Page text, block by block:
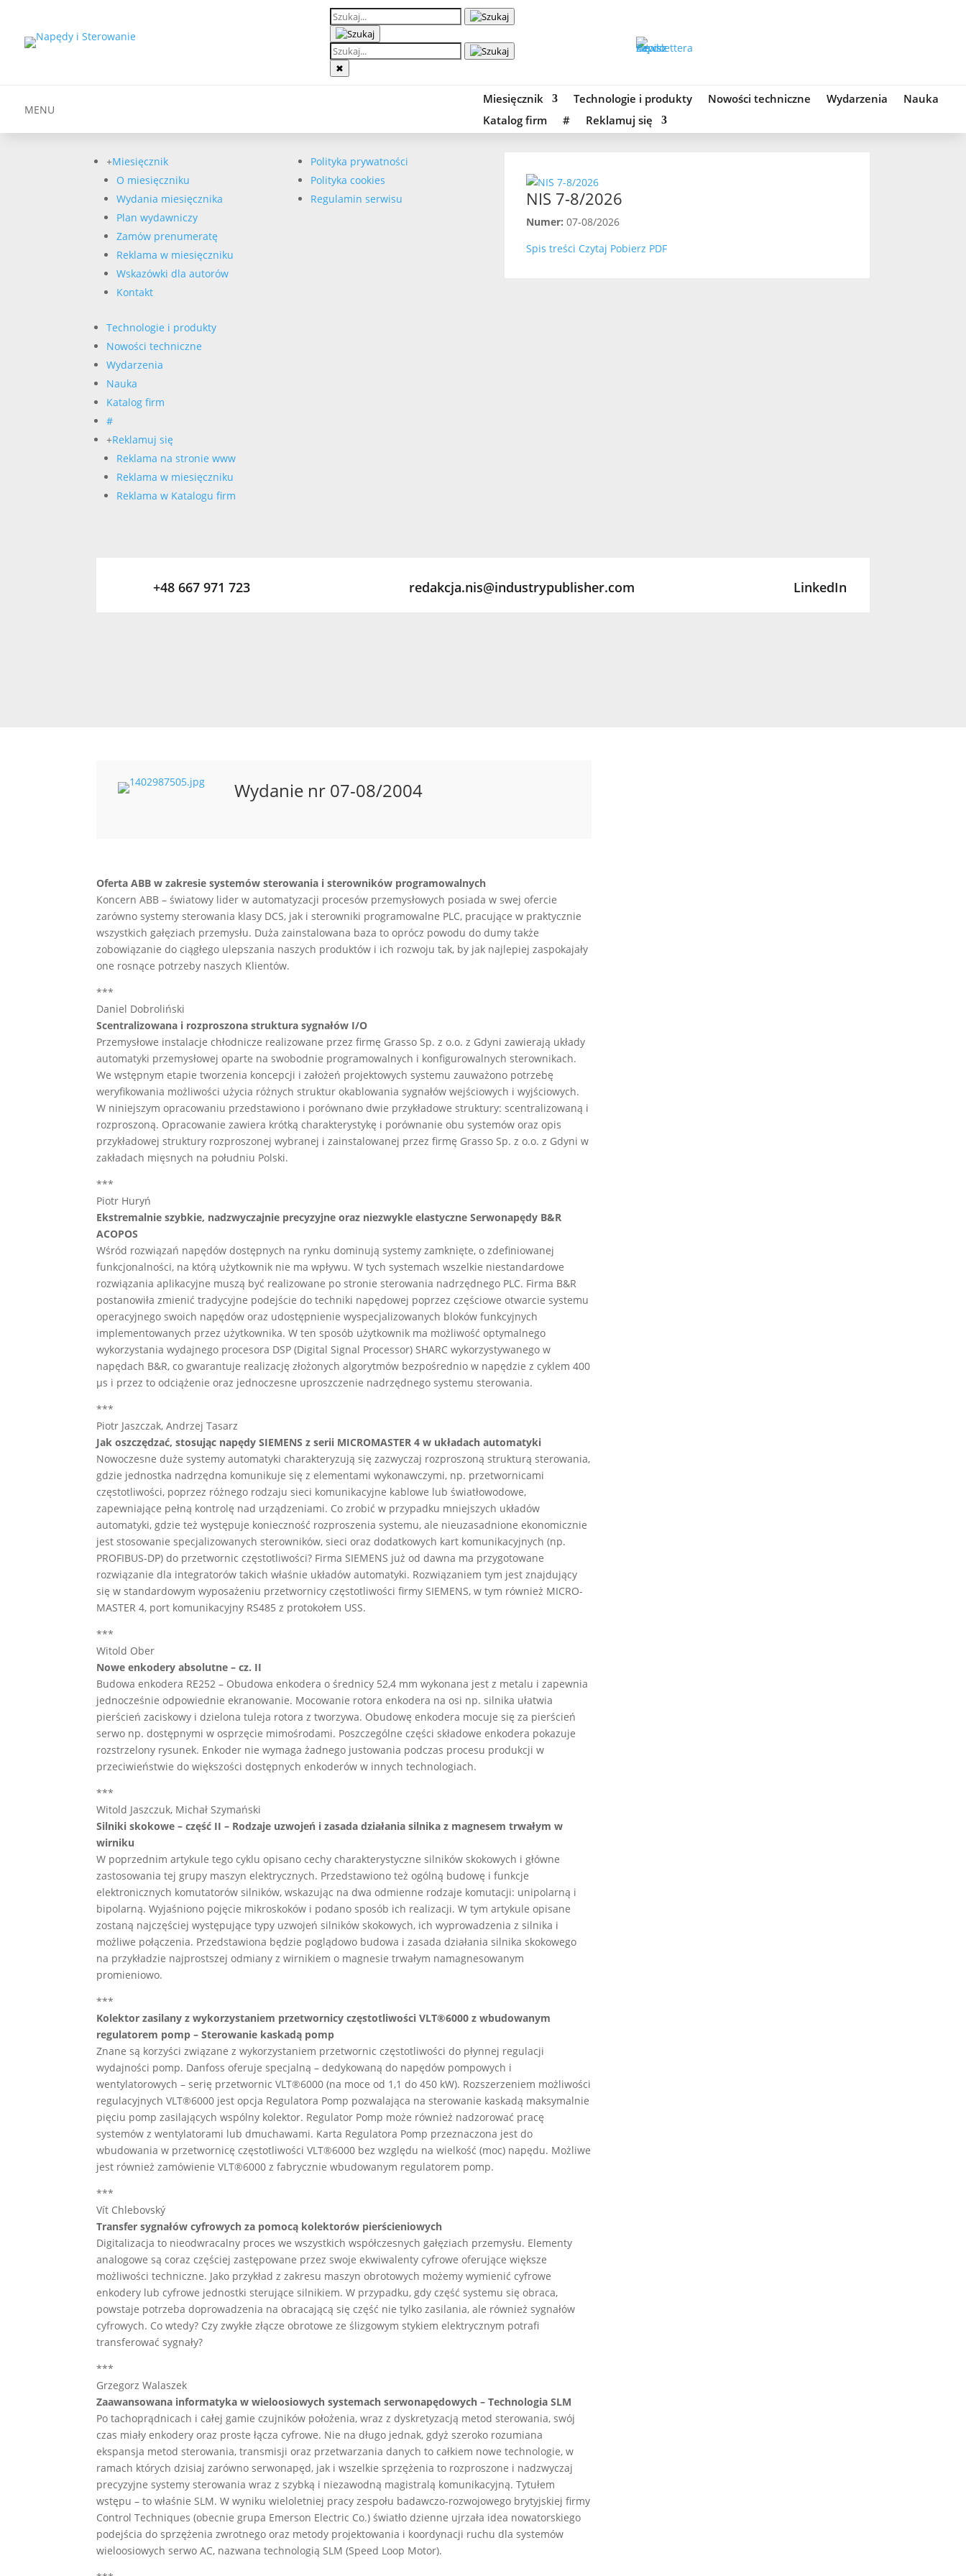
✖
MENU
Miesięcznik Technologie i produkty Nowości techniczne Wydarzenia
Nauka
Katalog firm
# Reklamuj się
+Miesięcznik
O miesięczniku
Wydania miesięcznika
Plan wydawniczy
Zamów prenumeratę
Reklama w miesięczniku
Wskazówki dla autorów
Kontakt
Technologie i produkty
Nowości techniczne
Wydarzenia
Nauka
Katalog firm
#
+Reklamuj się
Reklama na stronie www
Reklama w miesięczniku
Reklama w Katalogu firm
Polityka prywatności
Polityka cookies
Regulamin serwisu
NIS 7-8/2026
Numer: 07-08/2026
Spis treści Czytaj Pobierz PDF
+48 667 971 723 redakcja.nis@industrypublisher.com LinkedIn
Wydanie nr 07-08/2004
Oferta ABB w zakresie systemów sterowania i sterowników programowalnych
Koncern ABB – światowy lider w automatyzacji procesów przemysłowych posiada w swej ofercie
zarówno systemy sterowania klasy DCS, jak i sterowniki programowalne PLC, pracujące w praktycznie
wszystkich gałęziach przemysłu. Duża zainstalowana baza to oprócz powodu do dumy także
zobowiązanie do ciągłego ulepszania naszych produktów i ich rozwoju tak, by jak najlepiej zaspokajały
one rosnące potrzeby naszych Klientów.
***
Daniel Dobroliński
Scentralizowana i rozproszona struktura sygnałów I/O
Przemysłowe instalacje chłodnicze realizowane przez firmę Grasso Sp. z o.o. z Gdyni zawierają układy
automatyki przemysłowej oparte na swobodnie programowalnych i konfigurowalnych sterownikach.
We wstępnym etapie tworzenia koncepcji i założeń projektowych systemu zauważono potrzebę
weryfikowania możliwości użycia różnych struktur okablowania sygnałów wejściowych i wyjściowych.
W niniejszym opracowaniu przedstawiono i porównano dwie przykładowe struktury: scentralizowaną i
rozproszoną. Opracowanie zawiera krótką charakterystykę i porównanie obu systemów oraz opis
przykładowej struktury rozproszonej wybranej i zainstalowanej przez firmę Grasso Sp. z o.o. z Gdyni w
zakładach mięsnych na południu Polski.
***
Piotr Huryń
Ekstremalnie szybkie, nadzwyczajnie precyzyjne oraz niezwykle elastyczne Serwonapędy B&R
ACOPOS
Wśród rozwiązań napędów dostępnych na rynku dominują systemy zamknięte, o zdefiniowanej
funkcjonalności, na którą użytkownik nie ma wpływu. W tych systemach wszelkie niestandardowe
rozwiązania aplikacyjne muszą być realizowane po stronie sterowania nadrzędnego PLC. Firma B&R
postanowiła zmienić tradycyjne podejście do techniki napędowej poprzez częściowe otwarcie systemu
operacyjnego swoich napędów oraz udostępnienie wyspecjalizowanych bloków funkcyjnych
implementowanych przez użytkownika. W ten sposób użytkownik ma możliwość optymalnego
wykorzystania wydajnego procesora DSP (Digital Signal Processor) SHARC wykorzystywanego w
napędach B&R, co gwarantuje realizację złożonych algorytmów bezpośrednio w napędzie z cyklem 400
µs i przez to odciążenie oraz jednoczesne uproszczenie nadrzędnego systemu sterowania.
***
Piotr Jaszczak, Andrzej Tasarz
Jak oszczędzać, stosując napędy SIEMENS z serii MICROMASTER 4 w układach automatyki
Nowoczesne duże systemy automatyki charakteryzują się zazwyczaj rozproszoną strukturą sterowania,
gdzie jednostka nadrzędna komunikuje się z elementami wykonawczymi, np. przetwornicami
częstotliwości, poprzez różnego rodzaju sieci komunikacyjne kablowe lub światłowodowe,
zapewniające pełną kontrolę nad urządzeniami. Co zrobić w przypadku mniejszych układów
automatyki, gdzie też występuje konieczność rozproszenia systemu, ale nieuzasadnione ekonomicznie
jest stosowanie specjalizowanych sterowników, sieci oraz dodatkowych kart komunikacyjnych (np.
PROFIBUS-DP) do przetwornic częstotliwości? Firma SIEMENS już od dawna ma przygotowane
rozwiązanie dla integratorów takich właśnie układów automatyki. Rozwiązaniem tym jest znajdujący
się w standardowym wyposażeniu przetwornicy częstotliwości firmy SIEMENS, w tym również MICRO-
MASTER 4, port komunikacyjny RS485 z protokołem USS.
***
Witold Ober
Nowe enkodery absolutne – cz. II
Budowa enkodera RE252 – Obudowa enkodera o średnicy 52,4 mm wykonana jest z metalu i zapewnia
jednocześnie odpowiednie ekranowanie. Mocowanie rotora enkodera na osi np. silnika ułatwia
pierścień zaciskowy i dzielona tuleja rotora z tworzywa. Obudowę enkodera mocuje się za pierścień
serwo np. dostępnymi w osprzęcie mimośrodami. Poszczególne części składowe enkodera pokazuje
rozstrzelony rysunek. Enkoder nie wymaga żadnego justowania podczas procesu produkcji w
przeciwieństwie do większości dostępnych enkoderów w innych technologiach.
***
Witold Jaszczuk, Michał Szymański
Silniki skokowe – część II – Rodzaje uzwojeń i zasada działania silnika z magnesem trwałym w
wirniku
W poprzednim artykule tego cyklu opisano cechy charakterystyczne silników skokowych i główne
zastosowania tej grupy maszyn elektrycznych. Przedstawiono też ogólną budowę i funkcje
elektronicznych komutatorów silników, wskazując na dwa odmienne rodzaje komutacji: unipolarną i
bipolarną. Wyjaśniono pojęcie mikroskoków i podano sposób ich realizacji. W tym artykule opisane
zostaną najczęściej występujące typy uzwojeń silników skokowych, ich wyprowadzenia z silnika i
możliwe połączenia. Przedstawiona będzie poglądowo budowa i zasada działania silnika skokowego
na przykładzie najprostszej odmiany z wirnikiem o magnesie trwałym namagnesowanym
promieniowo.
***
Kolektor zasilany z wykorzystaniem przetwornicy częstotliwości VLT®6000 z wbudowanym
regulatorem pomp – Sterowanie kaskadą pomp
Znane są korzyści związane z wykorzystaniem przetwornic częstotliwości do płynnej regulacji
wydajności pomp. Danfoss oferuje specjalną – dedykowaną do napędów pompowych i
wentylatorowych – serię przetwornic VLT®6000 (na moce od 1,1 do 450 kW). Rozszerzeniem możliwości
regulacyjnych VLT®6000 jest opcja Regulatora Pomp pozwalająca na sterowanie kaskadą maksymalnie
pięciu pomp zasilających wspólny kolektor. Regulator Pomp może również nadzorować pracę
systemów z wentylatorami lub dmuchawami. Karta Regulatora Pomp przeznaczona jest do
wbudowania w przetwornicę częstotliwości VLT®6000 bez względu na wielkość (moc) napędu. Możliwe
jest również zamówienie VLT®6000 z fabrycznie wbudowanym regulatorem pomp.
***
Vít Chlebovský
Transfer sygnałów cyfrowych za pomocą kolektorów pierścieniowych
Digitalizacja to nieodwracalny proces we wszystkich współczesnych gałęziach przemysłu. Elementy
analogowe są coraz częściej zastępowane przez swoje ekwiwalenty cyfrowe oferujące większe
możliwości techniczne. Jako przykład z zakresu maszyn obrotowych możemy wymienić cyfrowe
enkodery lub cyfrowe jednostki sterujące silnikiem. W przypadku, gdy część systemu się obraca,
powstaje potrzeba doprowadzenia na obracającą się część nie tylko zasilania, ale również sygnałów
cyfrowych. Co wtedy? Czy zwykłe złącze obrotowe ze ślizgowym stykiem elektrycznym potrafi
transferować sygnały?
***
Grzegorz Walaszek
Zaawansowana informatyka w wieloosiowych systemach serwonapędowych – Technologia SLM
Po tachoprądnicach i całej gamie czujników położenia, wraz z dyskretyzacją metod sterowania, swój
czas miały enkodery oraz proste łącza cyfrowe. Nie na długo jednak, gdyż szeroko rozumiana
ekspansja metod sterowania, transmisji oraz przetwarzania danych to całkiem nowe technologie, w
ramach których dzisiaj zarówno serwonapęd, jak i wszelkie sprzężenia to rozproszone i nadzwyczaj
precyzyjne systemy sterowania wraz z szybką i niezawodną magistralą komunikacyjną. Tytułem
wstępu – to właśnie SLM. W wyniku wieloletniej pracy zespołu badawczo-rozwojowego brytyjskiej firmy
Control Techniques (obecnie grupa Emerson Electric Co.) światło dzienne ujrzała idea nowatorskiego
podejścia do sprzężenia zwrotnego oraz metody projektowania i koordynacji ruchu dla systemów
wieloosiowych serwo AC, nazwana technologią SLM (Speed Loop Motor).